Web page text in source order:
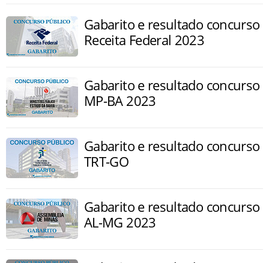
Gabarito e resultado concurso
Receita Federal 2023
Gabarito e resultado concurso
MP-BA 2023
Gabarito e resultado concurso
TRT-GO
Gabarito e resultado concurso
AL-MG 2023